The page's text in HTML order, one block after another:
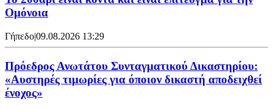
Ομόνοια
Γήπεδο|09.08.2026 13:29
Πρόεδρος Ανωτάτου Συνταγματικού Δικαστηρίου:
«Αυστηρές τιμωρίες για όποιον δικαστή αποδειχθεί
ένοχος»